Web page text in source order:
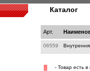
Каталог
Арт.
06559
- Товар есть